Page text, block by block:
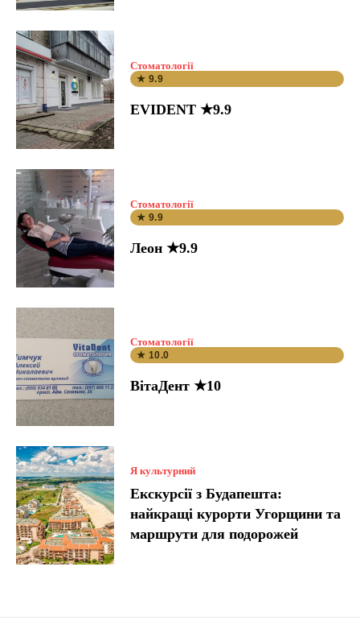
Стоматології
★ 9.9
EVIDENT ★9.9
Стоматології
★ 9.9
Леон ★9.9
Стоматології
★ 10.0
ВітаДент ★10
Я культурний
Екскурсії з Будапешта:
найкращі курорти Угорщини та
маршрути для подорожей